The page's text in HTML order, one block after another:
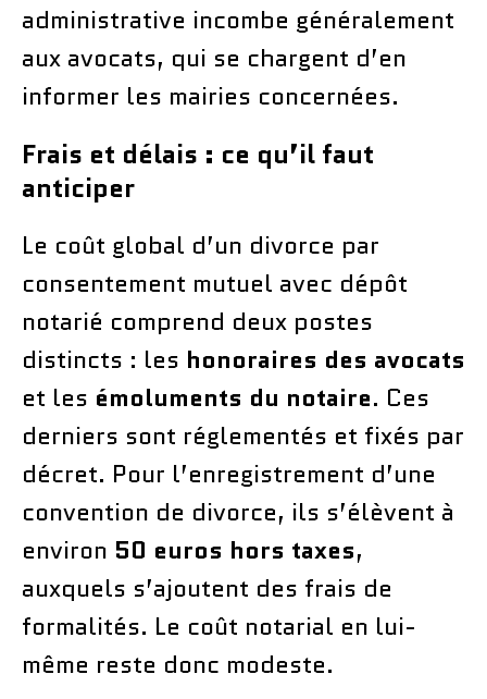
administrative incombe généralement
aux avocats, qui se chargent d’en
informer les mairies concernées.
Frais et délais : ce qu’il faut
anticiper
Le coût global d’un divorce par
consentement mutuel avec dépôt
notarié comprend deux postes
distincts : les honoraires des avocats
et les émoluments du notaire. Ces
derniers sont réglementés et fixés par
décret. Pour l’enregistrement d’une
convention de divorce, ils s’élèvent à
environ 50 euros hors taxes,
auxquels s’ajoutent des frais de
formalités. Le coût notarial en lui-
même reste donc modeste.